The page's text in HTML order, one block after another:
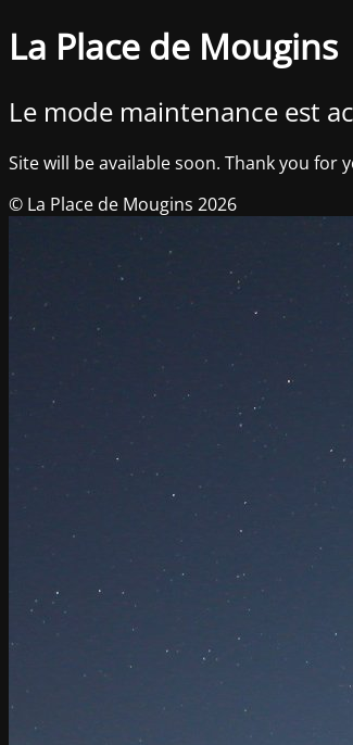
La Place de Mougins
Le mode maintenance est
Site will be available soon. Thank you for
© La Place de Mougins 2026